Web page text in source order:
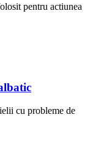
pentru actiunea
cu probleme de